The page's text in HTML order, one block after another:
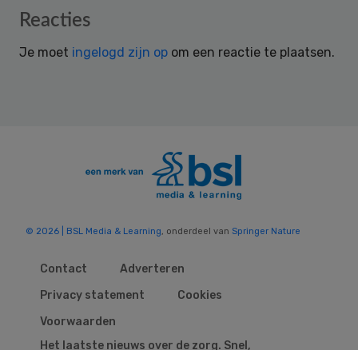
Reader
Reacties
Je moet ingelogd zijn op om een reactie te plaatsen.
© 2026 | BSL Media & Learning, onderdeel van Springer Nature
Contact
Adverteren
Privacy statement
Cookies
Voorwaarden
Het laatste nieuws over de zorg. Snel,